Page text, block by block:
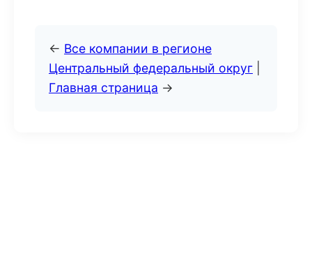
← Все компании в регионе
Центральный федеральный округ
Главная страница →